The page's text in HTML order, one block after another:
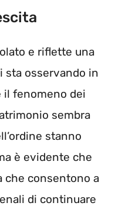
e riflette una
sta osservando in
il fenomeno dei
sembra
stanno
è evidente che
che consentono a
di continuare